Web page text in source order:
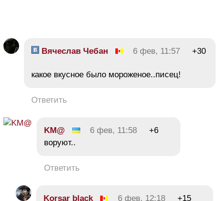
Вячеслав Чебан 6 фев, 11:57 +30
какое вкусное было мороженое..писец!
Ответить
KM@ 6 фев, 11:58
+6
воруют..
Ответить
Korsar black 6 фев, 12:18 +15